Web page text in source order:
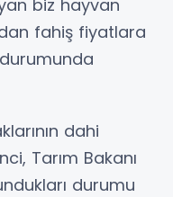
biz hayvan
fahiş fiyatlara
dahi
Tarım Bakanı
durumu